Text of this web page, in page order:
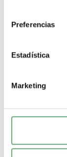
Preferencias
Estadística
Marketing
Schneider
8836 | Prisma
Precio: 44,57€ -
-